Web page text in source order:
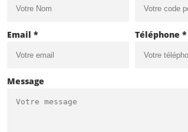
Email * Téléphone *
Message